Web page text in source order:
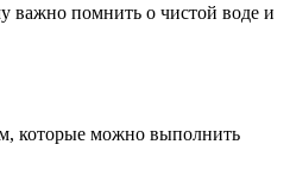
важно помнить о чистой воде и
которые можно выполнить